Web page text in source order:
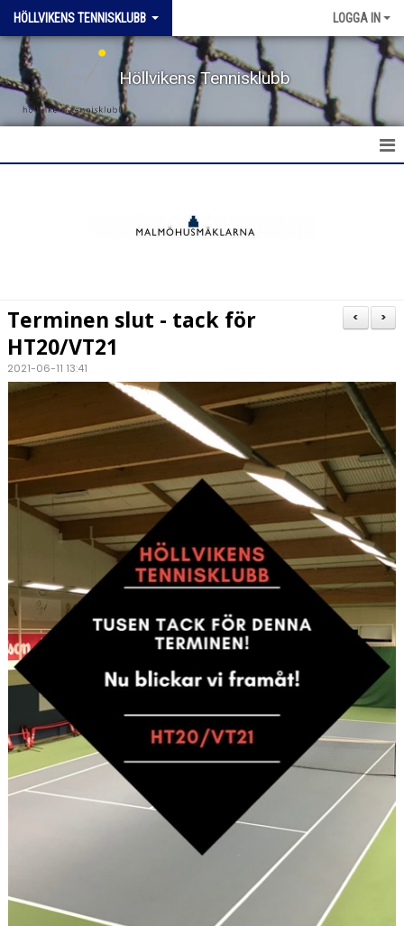
HÖLLVIKENS TENNISKLUBB LOGGA IN
Höllvikens Tennisklubb
TERMINSTRÄNING HT & VT
TRÄNING SOMMAR
AKTIVITETER & LÄGER
SERIESPEL & TÄVLINGAR
TENNISSHOP
RACKET-STRÄNGNING
PADEL
GRUSBANORNA
SPONSORER & SAMARBETSPARTNERS
AKTUELLT/SOCIAL MEDIA
KONTAKT & OM OSS
TRYGG TENNIS
>
<
Terminen slut - tack för
HT20/VT21
2021-06-11 13:41